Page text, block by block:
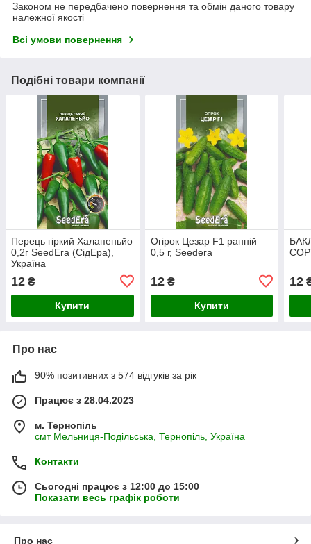
Законом не передбачено повернення та обмін даного товару
належної якості
Всі умови повернення
Подібні товари компанії
Перець гіркий Халапеньйо
0,2г SeedЕra (СідЕра),
Україна
12 ₴
Купити
Огірок Цезар F1 ранній
0,5 г, Seedеra
12₴
Купити
12
Про нас
90% позитивних з 574 відгуків за рік
Працює з 28.04.2023
м. Тернопіль
смт Мельниця-Подільська, Тернопіль, Україна
Контакти
Сьогодні працює з 12:00 до 15:00
Показати весь графік роботи
Про нас